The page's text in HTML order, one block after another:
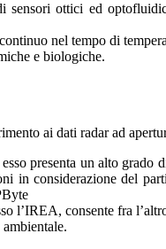
sensori ottici ed
nel tempo di
e biologiche.
ai dati radar ad
presenta un alto grado
in considerazione del
l’IREA, consente fra